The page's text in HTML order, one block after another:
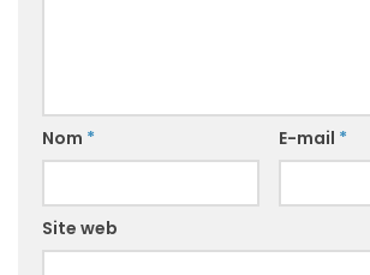
Nom * E-mail *
Site web